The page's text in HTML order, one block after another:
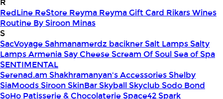
R
RedLine ReStore Reyma Reyma Gift Card Rikars Wines
Routine By Siroon Minas
S
SacVoyageSahmanamerdz baciknerSalt LampsSalty
Lamps ArmeniaSay CheeseScream Of SoulSea of Spa
SENTIMENTAL
Serenad.am Shakhramanyan's AccessoriesShelby
SiaMoodsSiroon SkinBarSkyballSkyclub Sodo Bond
SoHo Patisserie & ChocolaterieSpace42Spark